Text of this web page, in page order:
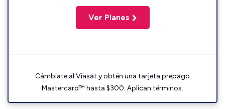
Ver Planes
Cámbiate al Viasat y obtén una tarjeta prepago
Mastercard™ hasta $300. Aplican términos.